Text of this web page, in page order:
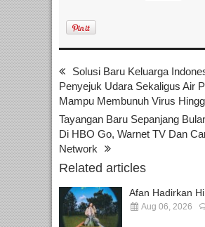
Solusi Baru Keluarga
Penyejuk Udara Sekaligus Air
Mampu Membunuh Virus
Tayangan Baru Sepanjang
Di HBO Go, Warnet TV Dan
Network
Related articles
Afan Hadirkan
Aug 06, 2026